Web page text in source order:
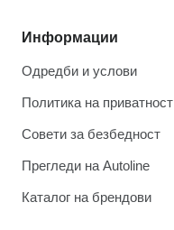
Информации
Одредби и услови
Политика на приватност
Совети за безбедност
Прегледи на Autoline
Каталог на брендови